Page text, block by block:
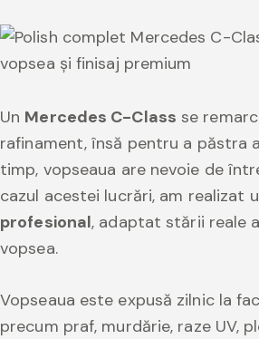
Un Mercedes C-Class se
rafinament, însă pentru a păstra
timp, vopseaua are nevoie de
cazul acestei lucrări, am realizat
profesional, adaptat stării reale
vopsea.
Vopseaua este expusă zilnic la
precum praf, murdărie, raze UV,